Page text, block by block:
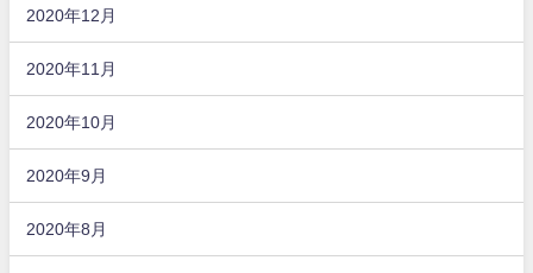
2020年12月
2020年11月
2020年10月
2020年9月
2020年8月